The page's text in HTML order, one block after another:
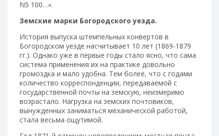
N5 100…».
Земские марки Богородского уезда.
История выпуска штемпельных конвертов в
Богородском уезде насчитывает 10 лет (1869-1879
гг.). Однако уже в первые годы стало ясно, что сама
система применения их на практике довольно
громоздка и мало удобна. Тем более, что с годами
количество корреспонденции, передаваемой с
государственной почты на земскую, неизмеримо
возрастало. Нагрузка на земских почтовиков,
вынужденных заниматься механической работой,
стала весьма ощутимой.